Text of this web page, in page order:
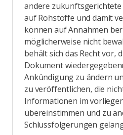
andere
auf Rohstoffe und damit
können auf Annahmen
möglicherweise nicht
behält sich das Recht vor,
Dokument
Ankündigung zu ändern
zu veröffentlichen, die
Informationen im
übereinstimmen und zu
Schlussfolgerungen